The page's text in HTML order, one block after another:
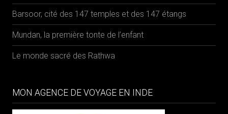
Barsoor, cité des 147 temples et des 147 étangs
Mundan, la première tonte de l’enfant
Le monde sacré des Rathwa
MON AGENCE DE VOYAGE EN INDE